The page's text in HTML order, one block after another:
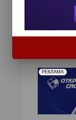
лет, и
культур и
и
РЕКЛАМА